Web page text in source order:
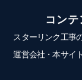
コンテ
スターリンク工事
運営会社・本サイ